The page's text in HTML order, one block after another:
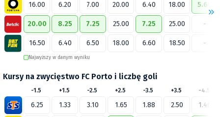
16.00 6.20 7.00 20.00 6.40 18.00 5.60
20.00 8.25 7.25 25.00 7.25 25.00 -
16.50 6.40 6.50 18.00 6.60 18.50 -
Najwyższy w danym wyniku
Kursy na zwycięstwo FC Porto i liczbę goli
-1.5 +1.5 -2.5 +2.5 -3.5 +3.5 -4.5
6.25 1.33 3.10 1.65 1.88 2.50 1.46